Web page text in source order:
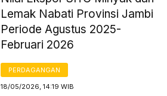
Lemak Nabati Provinsi Jambi
Periode Agustus 2025-
Februari 2026
PERDAGANGAN
18/05/2026, 14:19 WIB